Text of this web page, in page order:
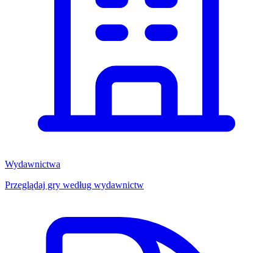
Wydawnictwa
Przeglądaj gry według wydawnictw